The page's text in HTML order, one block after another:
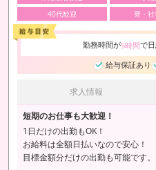
40代歓迎
寮・社
勤務時間が5時間で
給与保証あり
求人情報
短期のお仕事も大歓迎！
1日だけの出勤もOK！
お給料は全額日払いなので安心！
目標金額分だけの出勤も可能です。